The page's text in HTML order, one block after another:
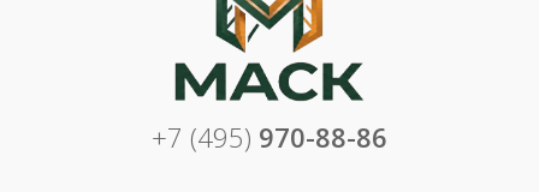
+7 (495) 970-88-86